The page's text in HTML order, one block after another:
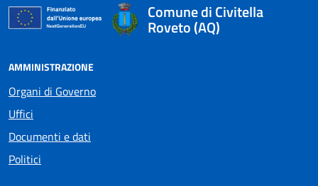
Comune di Civitella
Roveto (AQ)
AMMINISTRAZIONE
Organi di Governo
Uffici
Documenti e dati
Politici